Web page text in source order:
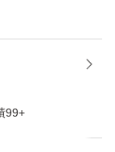
。
よろしくお願い
版]
99+